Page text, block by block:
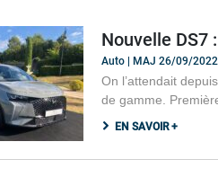
Nouvelle DS7
Auto | MAJ 26/09/2022
On l’attendait
de gamme.
EN SAVOIR +